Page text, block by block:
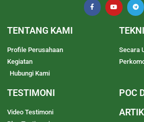
TENTANG KAMI
Profile Perusahaan
Kegiatan
Hubungi Kami
Secara
TESTIMONI
Video Testimoni
POC